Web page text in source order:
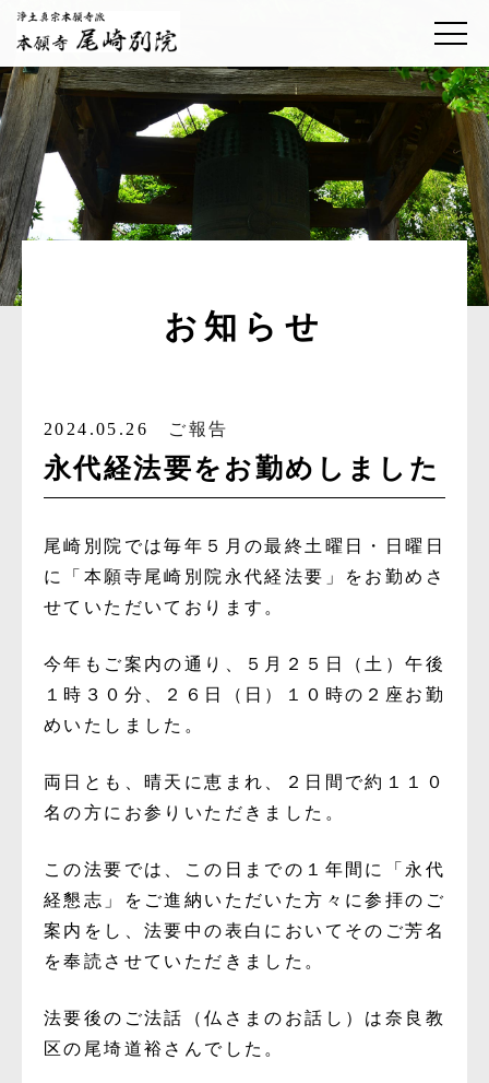
お知らせ
2024.05.26 ご報告
永代経法要をお勤めしました
尾崎別院では毎年５月の最終土曜日・日曜日
に「本願寺尾崎別院永代経法要」をお勤めさ
せていただいております。
今年もご案内の通り、５月２５日（土）午後
１時３０分、２６日（日）１０時の２座お勤
めいたしました。
両日とも、晴天に恵まれ、２日間で約１１０
名の方にお参りいただきました。
この法要では、この日までの１年間に「永代
経懇志」をご進納いただいた方々に参拝のご
案内をし、法要中の表白においてそのご芳名
を奉読させていただきました。
法要後のご法話（仏さまのお話し）は奈良教
区の尾埼道裕さんでした。